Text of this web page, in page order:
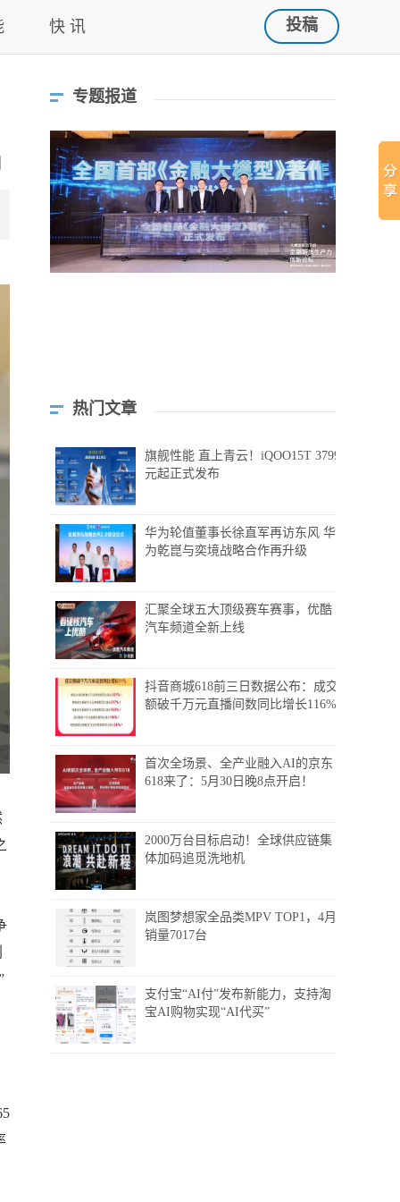
快 讯 投稿
专题报道
热门文章
旗舰性能 直上青云！iQOO15T 3799
元起正式发布
华为轮值董事长徐直军再访东风 华
为乾崑与奕境战略合作再升级
汇聚全球五大顶级赛车赛事，优酷
汽车频道全新上线
抖音商城618前三日数据公布：成交
额破千万元直播间数同比增长116%
首次全场景、全产业融入AI的京东
618来了：5月30日晚8点开启！
2000万台目标启动！全球供应链集
体加码追觅洗地机
岚图梦想家全品类MPV TOP1，4月
销量7017台
支付宝“AI付”发布新能力，支持淘
宝AI购物实现“AI代买”